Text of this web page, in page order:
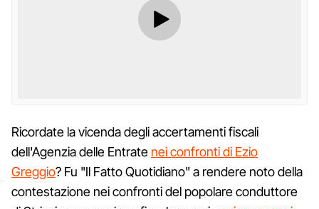
Ricordate la vicenda degli accertamenti fiscali
dell'Agenzia delle Entrate nei confronti di Ezio
Greggio? Fu "Il Fatto Quotidiano" a rendere noto della
contestazione nei confronti del popolare conduttore